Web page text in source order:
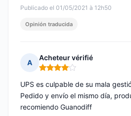
Publicado el 01/05/2021 à 12h50
Opinión traducida
A
Acheteur vérifié
Nota: 4 de 5
UPS es culpable de su mala
Pedido y envío el mismo día,
recomiendo Guanodiff